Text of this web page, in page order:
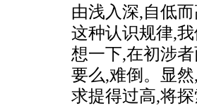
由浅入深,自低
这种认识规律,
想一下,在初涉
要么,难倒。显
求提得过高,将